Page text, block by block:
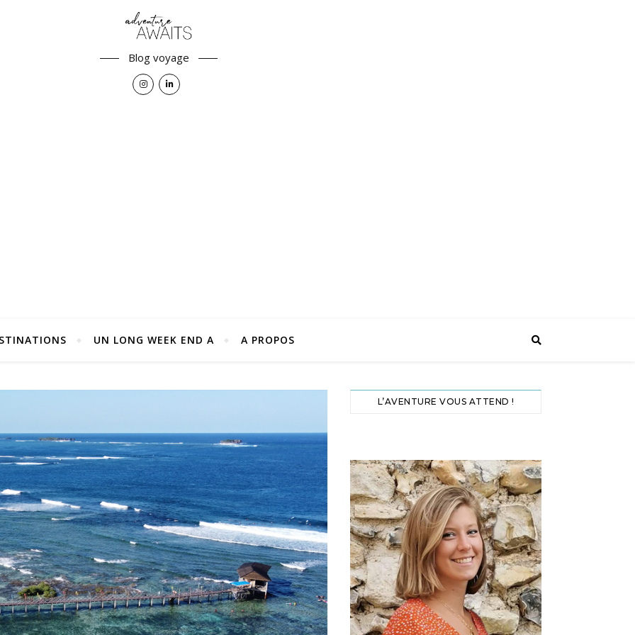
Blog voyage
UN LONG WEEK END A A PROPOS
L’AVENTURE VOUS ATTEND !